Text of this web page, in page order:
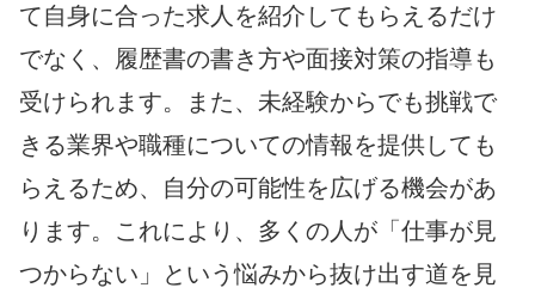
て自身に合った求人を紹介してもらえるだけ
でなく、履歴書の書き方や面接対策の指導も
受けられます。また、未経験からでも挑戦で
きる業界や職種についての情報を提供しても
らえるため、自分の可能性を広げる機会があ
ります。これにより、多くの人が「仕事が見
つからない」という悩みから抜け出す道を見